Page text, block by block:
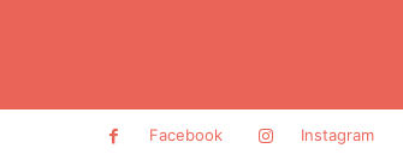
Facebook Instagram